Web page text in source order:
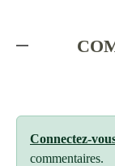
Connectez-
commentaires.